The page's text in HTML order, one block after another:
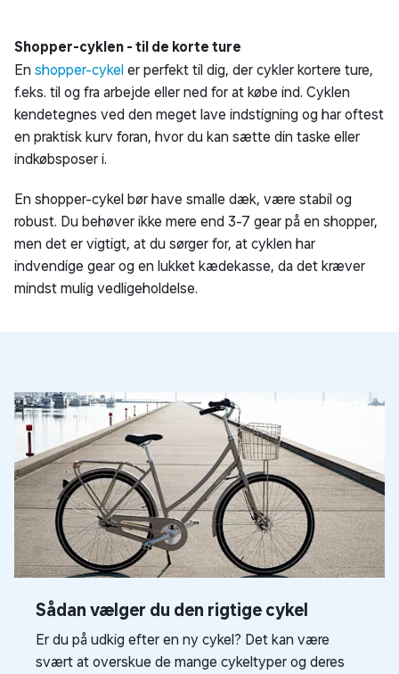
Shopper-cyklen - til de korte ture
En shopper-cykel er perfekt til dig, der cykler kortere ture,
f.eks. til og fra arbejde eller ned for at købe ind. Cyklen
kendetegnes ved den meget lave indstigning og har oftest
en praktisk kurv foran, hvor du kan sætte din taske eller
indkøbsposer i.
En shopper-cykel bør have smalle dæk, være stabil og
robust. Du behøver ikke mere end 3-7 gear på en shopper,
men det er vigtigt, at du sørger for, at cyklen har
indvendige gear og en lukket kædekasse, da det kræver
mindst mulig vedligeholdelse.
Sådan vælger du den rigtige cykel
Er du på udkig efter en ny cykel? Det kan være
svært at overskue de mange cykeltyper og deres